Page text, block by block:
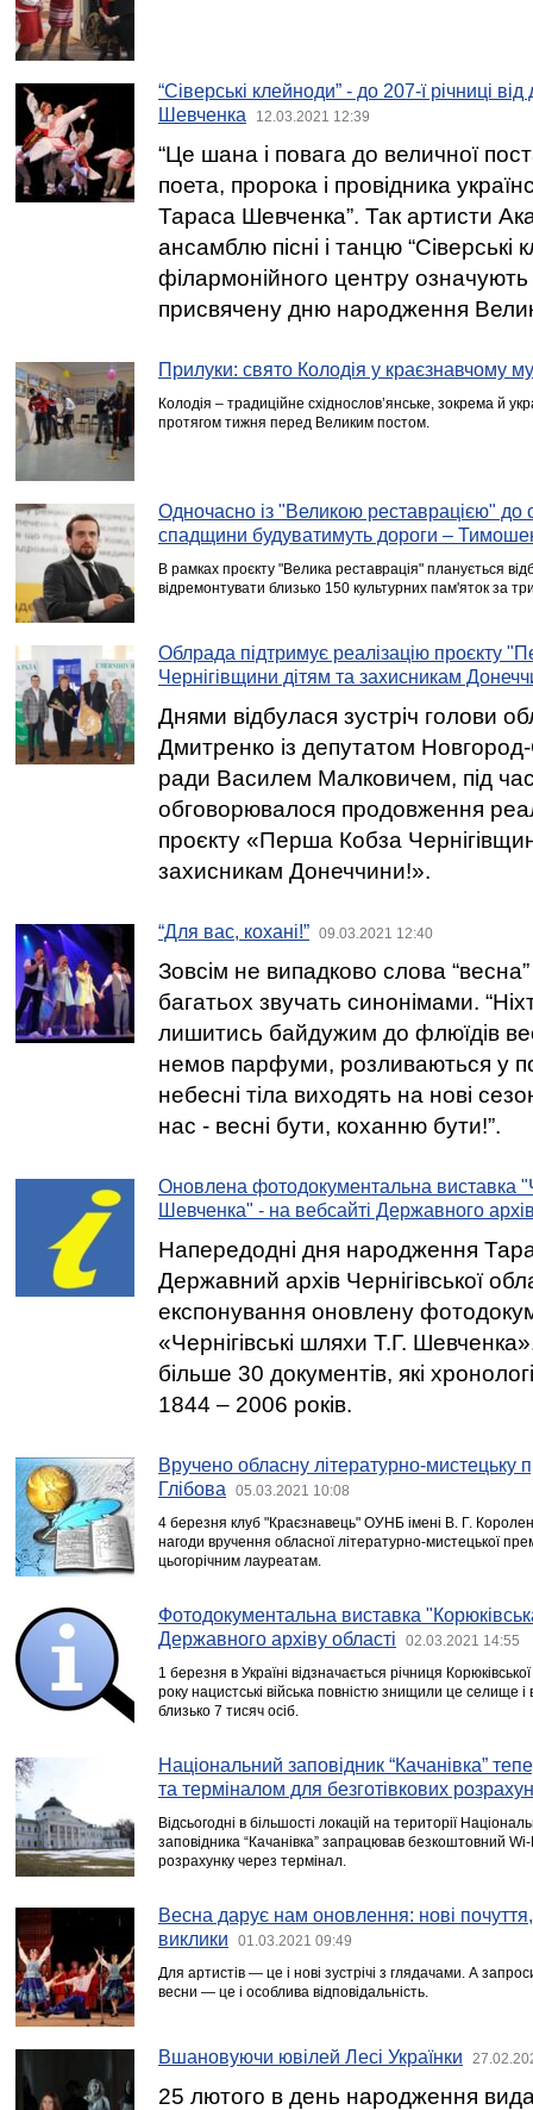
“Сіверські клейноди” - до 207-ї річниці
Шевченка
12.03.2021 12:39
“Це шана і повага до величної
поета, пророка і провідника
Тараса Шевченка”. Так артисти
ансамблю пісні і танцю “Сіверські
філармонійного центру
присвячену дню народження
Прилуки: свято Колодія у краєзнавчому
Колодія – традиційне східнослов’янське, зокрема й
протягом тижня перед Великим постом.
Одночасно із "Великою реставрацією" до
спадщини будуватимуть дороги –
В рамках проєкту "Велика реставрація" планується
відремонтувати близько 150 культурних пам'яток за
Облрада підтримує реалізацію проєкту
Чернігівщини дітям та захисникам
Днями відбулася зустріч голови
Дмитренко із депутатом Новгород-
ради Василем Малковичем, під час
обговорювалося продовження
проєкту «Перша Кобза
захисникам Донеччини!».
“Для вас, кохані!” 09.03.2021 12:40
Зовсім не випадково слова “весна”
багатьох звучать синонімами.
лишитись байдужим до флюїдів
немов парфуми, розливаються у
небесні тіла виходять на нові
нас - весні бути, коханню бути!”.
Оновлена фотодокументальна виставка
Шевченка" - на вебсайті Державного
Напередодні дня народження
Державний архів Чернігівської
експонування оновлену
«Чернігівські шляхи Т.Г.
більше 30 документів, які
1844 – 2006 років.
Вручено обласну літературно-мистецьку
Глібова
05.03.2021 10:08
4 березня клуб "Краєзнавець" ОУНБ імені В. Г.
нагоди вручення обласної літературно-мистецької
цьогорічним лауреатам.
Фотодокументальна виставка
Державного архіву області
02.03.2021 14:55
1 березня в Україні відзначається річниця
року нацистські війська повністю знищили це селище і
близько 7 тисяч осіб.
Національний заповідник “Качанівка”
та терміналом для безготівкових
Відсьогодні в більшості локацій на території
заповідника “Качанівка” запрацював безкоштовний Wi-
розрахунку через термінал.
Весна дарує нам оновлення: нові
виклики
01.03.2021 09:49
Для артистів — це і нові зустрічі з глядачами. А
весни — це і особлива відповідальність.
Вшановуючи ювілей Лесі Українки
25 лютого в день народження